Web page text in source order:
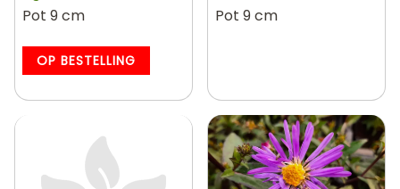
Pot 9 cm
OP BESTELLING
Pot 9 cm